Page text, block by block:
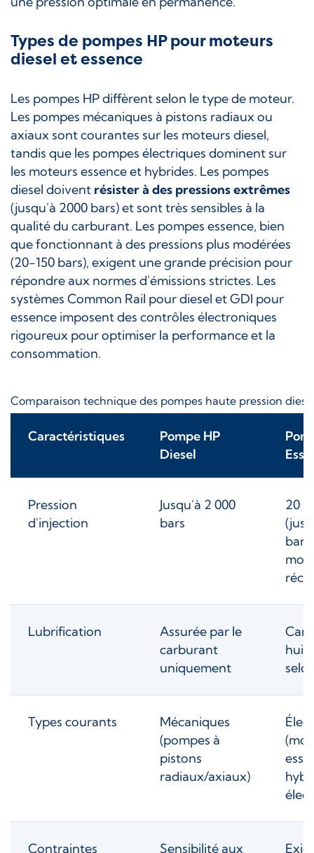
Types de pompes HP pour moteurs
diesel et essence
Les pompes HP diffèrent selon le type de moteur.
Les pompes mécaniques à pistons radiaux ou
axiaux sont courantes sur les moteurs diesel,
tandis que les pompes électriques dominent sur
les moteurs essence et hybrides. Les pompes
diesel doivent résister à des pressions extrêmes
(jusqu'à 2000 bars) et sont très sensibles à la
qualité du carburant. Les pompes essence, bien
que fonctionnant à des pressions plus modérées
(20-150 bars), exigent une grande précision pour
répondre aux normes d'émissions strictes. Les
systèmes Common Rail pour diesel et GDI pour
essence imposent des contrôles électroniques
rigoureux pour optimiser la performance et la
consommation.
Comparaison technique des pompes haute pression
Caractéristiques
Pompe HP
Diesel
Pression
d'injection
Jusqu'à 2 000
bars
20 à
Lubrification
Assurée par le
carburant
uniquement
Types courants
Mécaniques
(pompes à
pistons
radiaux/axiaux)
Contraintes Sensibilité aux